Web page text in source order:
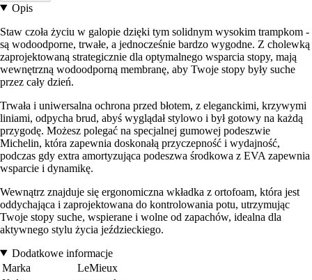
Opis
Staw czoła życiu w galopie dzięki tym solidnym wysokim trampkom -
są wodoodporne, trwałe, a jednocześnie bardzo wygodne. Z cholewką
zaprojektowaną strategicznie dla optymalnego wsparcia stopy, mają
wewnętrzną wodoodporną membranę, aby Twoje stopy były suche
przez cały dzień.
Trwała i uniwersalna ochrona przed błotem, z eleganckimi, krzywymi
liniami, odpycha brud, abyś wyglądał stylowo i był gotowy na każdą
przygodę. Możesz polegać na specjalnej gumowej podeszwie
Michelin, która zapewnia doskonałą przyczepność i wydajność,
podczas gdy extra amortyzująca podeszwa środkowa z EVA zapewnia
wsparcie i dynamikę.
Wewnątrz znajduje się ergonomiczna wkładka z ortofoam, która jest
oddychająca i zaprojektowana do kontrolowania potu, utrzymując
Twoje stopy suche, wspierane i wolne od zapachów, idealna dla
aktywnego stylu życia jeździeckiego.
Dodatkowe informacje
Marka
LeMieux